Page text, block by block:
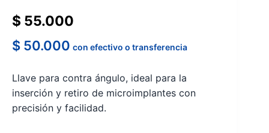
$ 55.000
$ 50.000 con efectivo o transferencia
Llave para contra ángulo, ideal para la
inserción y retiro de microimplantes con
precisión y facilidad.